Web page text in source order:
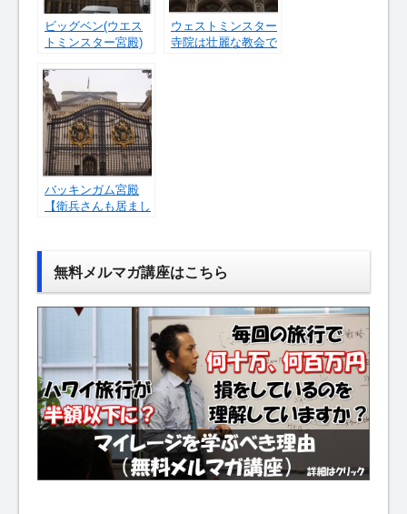
ビッグベン(ウエス
トミンスター宮殿)
す！】
ウェストミンスター
寺院は壮麗な教会で
バッキンガム宮殿
【衛兵さんも居まし
無料メルマガ講座はこちら